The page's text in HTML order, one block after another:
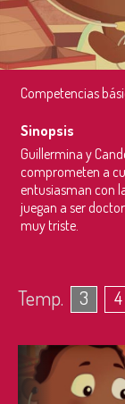
Competencias
Sinopsis
Guillermina y
comprometen a
entusiasman con
juegan a ser
muy triste.
Temp. 3 4